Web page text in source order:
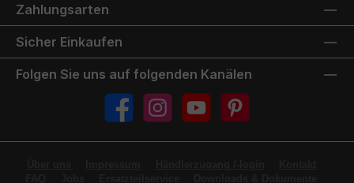
Zahlungsarten
Sicher Einkaufen
Folgen Sie uns auf folgenden Kanälen
FacebookInstagramYouTube Pinterest